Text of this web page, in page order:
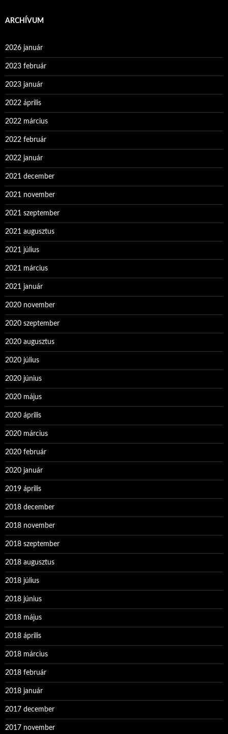
ARCHÍVUM
2026 január
2023 február
2023 január
2022 április
2022 március
2022 február
2022 január
2021 december
2021 november
2021 szeptember
2021 augusztus
2021 július
2021 március
2021 január
2020 november
2020 szeptember
2020 augusztus
2020 július
2020 június
2020 május
2020 április
2020 március
2020 február
2020 január
2019 április
2018 december
2018 november
2018 szeptember
2018 augusztus
2018 július
2018 június
2018 május
2018 április
2018 március
2018 február
2018 január
2017 december
2017 november